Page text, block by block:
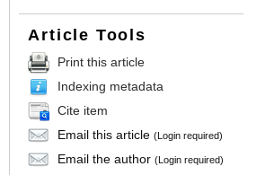
Article Tools
Print this article
Indexing metadata
Cite item
Email this article(Login required)
Email the author(Login required)